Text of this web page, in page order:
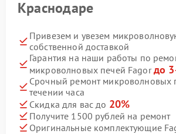
Краснодаре
Привезем и увезем
собственной доставкой
Гарантия на наши работы по
микроволновых печей Fagorдо
Срочный ремонт микроволновых
течении часа
Скидка для вас до 20%
Получите 1500 рублей на ремонт
Оригинальные комплектующие